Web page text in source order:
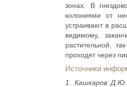
зонах. В
колониями от
устраивают в
видимому,
растительной,
проходят через
Источники
1. Кашкаров